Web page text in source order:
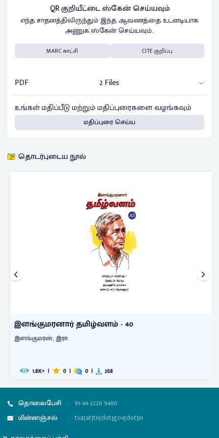
QR குறியீட்டை ஸ்கேன் செய்யவும்
எந்த சாதனத்திலிருந்தும் இந்த ஆவணத்தை உடனடியாக
அணுக ஸ்கேன் செய்யவும்..
MARC காட்சி CITE குறிப்பு
PDF
2 Files
உங்கள் மதிப்பீடு மற்றும் மதிப்புரைகளை வழங்கவும்
மதிப்புரை செய்ய
தொடர்புடைய நூல்
இளங்குமரனார் தமிழ்வளம் - 40
இளங்குமரன், இரா.
1.8K+ 0 0 268
தொலைபேசி : 91-44-2220 9400
மின்னஞ்சல்
: tva[at]tn[dot]gov[dot]in